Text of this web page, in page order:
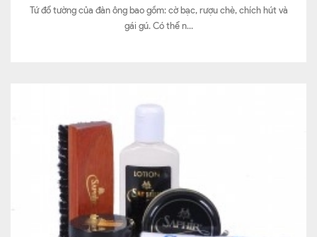
​ Tứ đổ tường của đàn ông bao gồm: cờ bạc, rượu chè, chích hút và
gái gú. Có thể n...